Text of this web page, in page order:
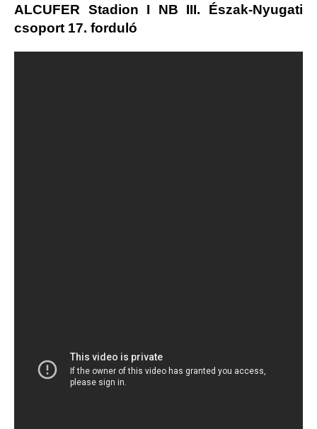
ALCUFER Stadion I NB III. Észak-Nyugati
csoport 17. forduló